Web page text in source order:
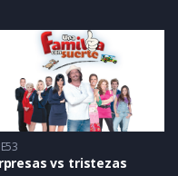
vs tristezas